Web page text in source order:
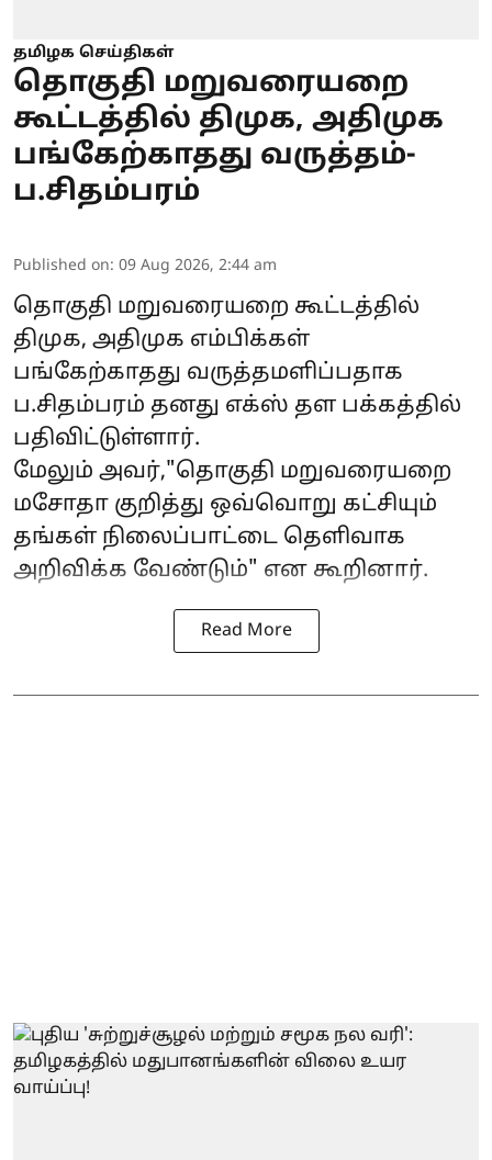
தமிழக செய்திகள்
தொகுதி மறுவரையறை
கூட்டத்தில் திமுக, அதிமுக
பங்கேற்காதது வருத்தம்-
ப.சிதம்பரம்
Published on: 09 Aug 2026, 2:44 am
தொகுதி மறுவரையறை கூட்டத்தில்
திமுக, அதிமுக எம்பிக்கள்
பங்கேற்காதது வருத்தமளிப்பதாக
ப.சிதம்பரம் தனது எக்ஸ் தள பக்கத்தில்
பதிவிட்டுள்ளார்.
மேலும் அவர்,"தொகுதி மறுவரையறை
மசோதா குறித்து ஒவ்வொறு கட்சியும்
தங்கள் நிலைப்பாட்டை தெளிவாக
அறிவிக்க வேண்டும்" என கூறினார்.
Read More